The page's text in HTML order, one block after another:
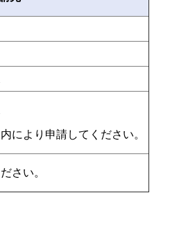
により申請してください。
さい。